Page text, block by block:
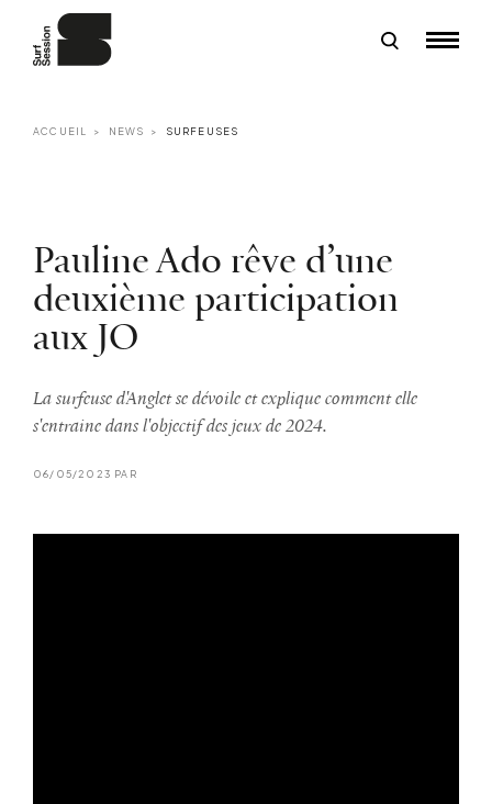
ACCUEIL NEWS SURFEUSES
Pauline Ado rêve d’une
deuxième participation
aux JO
La surfeuse d'Anglet se dévoile et explique comment elle
s'entraine dans l'objectif des jeux de 2024.
06/05/2023 PAR